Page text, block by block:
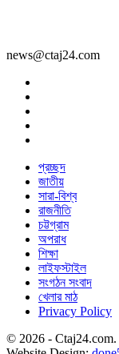
news@ctaj24.com
প্রচ্ছদ
জাতীয়
সারা-বিশ্ব
রাজনীতি
চট্টগ্রাম
অপরাধ
শিক্ষা
লাইফস্টাইল
সংগঠন সংবাদ
খেলার মাঠ
Privacy Policy
© 2026 -